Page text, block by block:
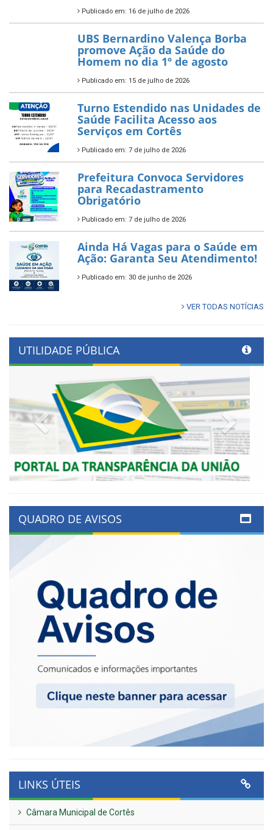
Publicado em: 16 de julho de 2026
UBS Bernardino Valença Borba
promove Ação da Saúde do
Homem no dia 1º de agosto
Publicado em: 15 de julho de 2026
Turno Estendido nas Unidades de
Saúde Facilita Acesso aos
Serviços em Cortês
Publicado em: 7 de julho de 2026
Prefeitura Convoca Servidores
para Recadastramento
Obrigatório
Publicado em: 7 de julho de 2026
Ainda Há Vagas para o Saúde em
Ação: Garanta Seu Atendimento!
Publicado em: 30 de junho de 2026
VER TODAS NOTÍCIAS
UTILIDADE PÚBLICA
Previous
QUADRO DE AVISOS
LINKS ÚTEIS
Câmara Municipal de Cortês